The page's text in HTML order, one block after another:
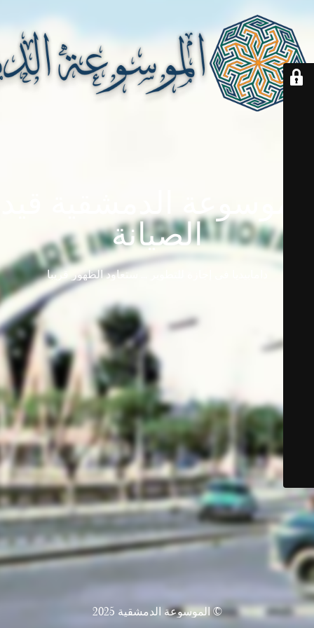
الصيانة
دامابيديا في إجازة للتطوير ... ستعاود الظهور قريباً
© الموسوعة الدمشقية 2025